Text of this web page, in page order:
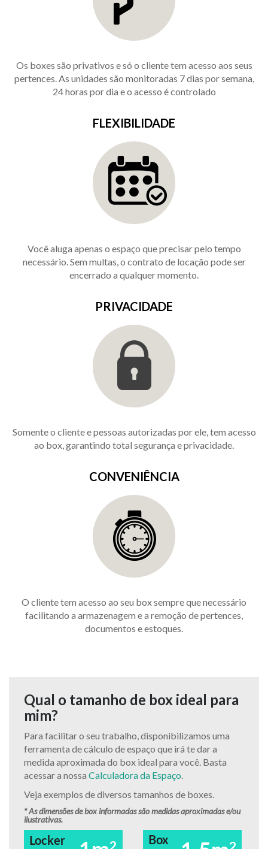
Os boxes são privativos e só o cliente tem acesso aos seus
pertences. As unidades são monitoradas 7 dias por semana,
24 horas por dia e o acesso é controlado
FLEXIBILIDADE
Você aluga apenas o espaço que precisar pelo tempo
necessário. Sem multas, o contrato de locação pode ser
encerrado a qualquer momento.
PRIVACIDADE
Somente o cliente e pessoas autorizadas por ele, tem acesso
ao box, garantindo total segurança e privacidade.
CONVENIÊNCIA
O cliente tem acesso ao seu box sempre que necessário
facilitando a armazenagem e a remoção de pertences,
documentos e estoques.
Qual o tamanho de box ideal para
mim?
Para facilitar o seu trabalho, disponibilizamos uma
ferramenta de cálculo de espaço que irá te dar a
medida aproximada do box ideal para você. Basta
acessar a nossa Calculadora da Espaço.
Veja exemplos de diversos tamanhos de boxes.
* As dimensões de box informadas são medidas aproximadas e/ou
ilustrativas.